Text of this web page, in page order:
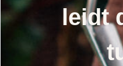
leidt